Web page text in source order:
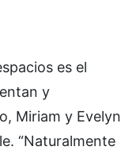
es el
y
Miriam y Evelyn
“Naturalmente